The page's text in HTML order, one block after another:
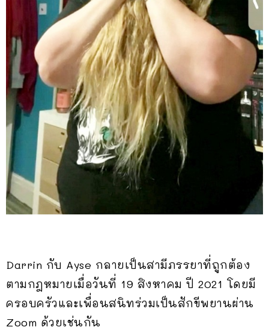
Darrin กับ Ayse กลายเป็นสามีภรรยาที่ถูกต้อง
ตามกฎหมายเมื่อวันที่ 19 สิงหาคม ปี 2021 โดยมี
ครอบครัวและเพื่อนสนิทร่วมเป็นสักขีพยานผ่าน
Zoom ด้วยเช่นกัน